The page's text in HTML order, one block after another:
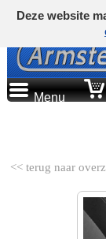
Menu
<< terug naar
Deze website